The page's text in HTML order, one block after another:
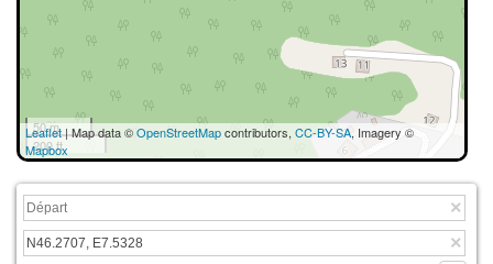
50 m
200 ft
Leaflet| Map data ©OpenStreetMapcontributors, CC-BY-SA, Imagery ©
Mapbox